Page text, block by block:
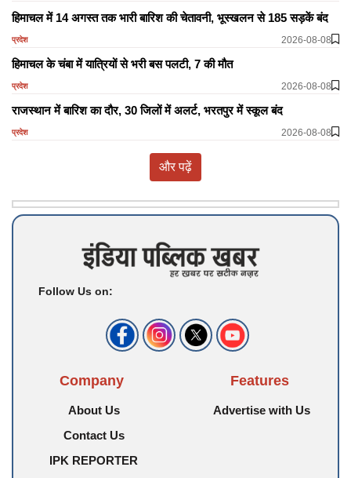
हिमाचल में 14 अगस्त तक भारी बारिश की चेतावनी, भूस्खलन से 185 सड़कें बंद
प्रदेश 2026-08-08
हिमाचल के चंबा में यात्रियों से भरी बस पलटी, 7 की मौत
प्रदेश 2026-08-08
राजस्थान में बारिश का दौर, 30 जिलों में अलर्ट, भरतपुर में स्कूल बंद
प्रदेश 2026-08-08
और पढ़ें
Follow Us on:
Company
About Us
Contact Us
IPK REPORTER
Features
Advertise with Us